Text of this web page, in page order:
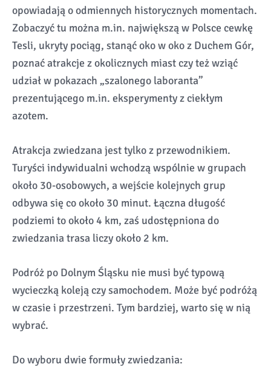
opowiadają o odmiennych historycznych momentach.
Zobaczyć tu można m.in. największą w Polsce cewkę
Tesli, ukryty pociąg, stanąć oko w oko z Duchem Gór,
poznać atrakcje z okolicznych miast czy też wziąć
udział w pokazach „szalonego laboranta”
prezentującego m.in. eksperymenty z ciekłym
azotem.
Atrakcja zwiedzana jest tylko z przewodnikiem.
Turyści indywidualni wchodzą wspólnie w grupach
około 30-osobowych, a wejście kolejnych grup
odbywa się co około 30 minut. Łączna długość
podziemi to około 4 km, zaś udostępniona do
zwiedzania trasa liczy około 2 km.
Podróż po Dolnym Śląsku nie musi być typową
wycieczką koleją czy samochodem. Może być podróżą
w czasie i przestrzeni. Tym bardziej, warto się w nią
wybrać.
Do wyboru dwie formuły zwiedzania: